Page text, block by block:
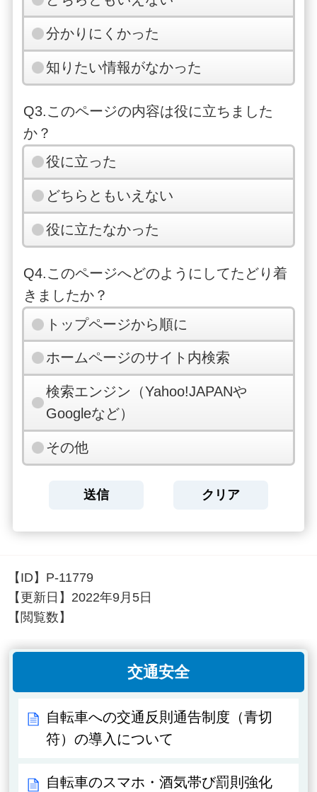
分かりにくかった
知りたい情報がなかった
Q3.このページの内容は役に立ちました
か？
役に立った
どちらともいえない
役に立たなかった
Q4.このページへどのようにしてたどり着
きましたか？
トップページから順に
ホームページのサイト内検索
検索エンジン（Yahoo!JAPANや
Googleなど）
その他
【ID】 P-11779
【更新日】 2022年9月5日
【閲覧数】
交通安全
自転車への交通反則通告制度（青切
符）の導入について
自転車のスマホ・酒気帯び罰則強化